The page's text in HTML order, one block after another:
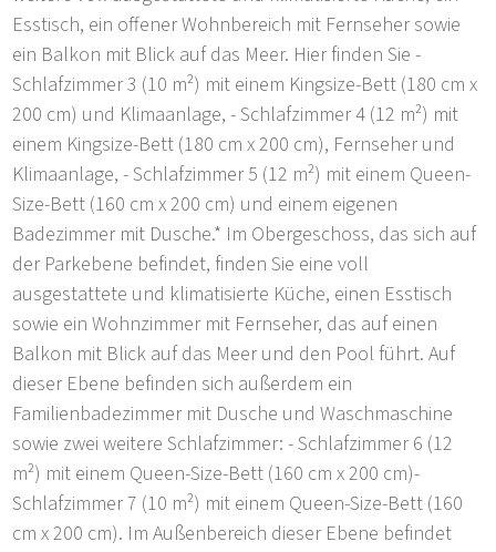
Esstisch, ein offener Wohnbereich mit Fernseher sowie
ein Balkon mit Blick auf das Meer. Hier finden Sie -
Schlafzimmer 3 (10 m²) mit einem Kingsize-Bett (180 cm x
200 cm) und Klimaanlage, - Schlafzimmer 4 (12 m²) mit
einem Kingsize-Bett (180 cm x 200 cm), Fernseher und
Klimaanlage, - Schlafzimmer 5 (12 m²) mit einem Queen-
Size-Bett (160 cm x 200 cm) und einem eigenen
Badezimmer mit Dusche.* Im Obergeschoss, das sich auf
der Parkebene befindet, finden Sie eine voll
ausgestattete und klimatisierte Küche, einen Esstisch
sowie ein Wohnzimmer mit Fernseher, das auf einen
Balkon mit Blick auf das Meer und den Pool führt. Auf
dieser Ebene befinden sich außerdem ein
Familienbadezimmer mit Dusche und Waschmaschine
sowie zwei weitere Schlafzimmer: - Schlafzimmer 6 (12
m²) mit einem Queen-Size-Bett (160 cm x 200 cm)-
Schlafzimmer 7 (10 m²) mit einem Queen-Size-Bett (160
cm x 200 cm). Im Außenbereich dieser Ebene befindet